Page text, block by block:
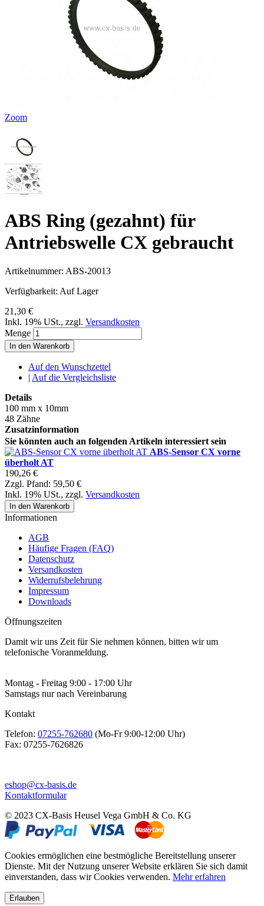
Zoom
ABS Ring (gezahnt) für
Antriebswelle CX gebraucht
Artikelnummer: ABS-20013
Verfügbarkeit: Auf Lager
21,30 €
Inkl. 19% USt., zzgl. Versandkosten
Menge
In den Warenkorb
Auf den Wunschzettel
| Auf die Vergleichsliste
Details
100 mm x 10mm
48 Zähne
Zusatzinformation
Sie könnten auch an folgenden Artikeln interessiert sein
ABS-Sensor CX vorne
überholt AT
190,26 €
Zzgl. Pfand: 59,50 €
Inkl. 19% USt., zzgl. Versandkosten
In den Warenkorb
Informationen
AGB
Häufige Fragen (FAQ)
Datenschutz
Versandkosten
Widerrufsbelehrung
Impressum
Downloads
Öffnungszeiten
Damit wir uns Zeit für Sie nehmen können, bitten wir um
telefonische Voranmeldung.
Montag - Freitag 9:00 - 17:00 Uhr
Samstags nur nach Vereinbarung
Kontakt
Telefon: 07255-762680 (Mo-Fr 9:00-12:00 Uhr)
Fax: 07255-7626826
eshop@cx-basis.de
Kontaktformular
© 2023 CX-Basis Heusel Vega GmbH & Co. KG
Cookies ermöglichen eine bestmögliche Bereitstellung unserer
Dienste. Mit der Nutzung unserer Website erklären Sie sich damit
einverstanden, dass wir Cookies verwenden. Mehr erfahren
Erlauben